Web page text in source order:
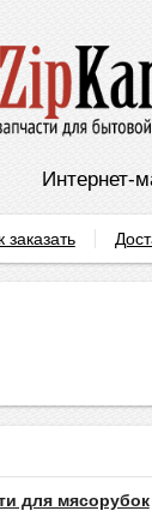
Интернет-
заказать
для мясорубок